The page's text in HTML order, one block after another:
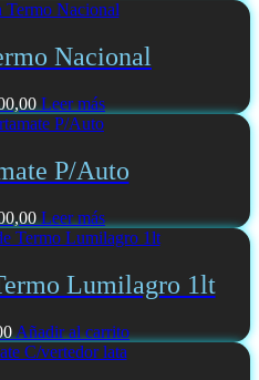
Nacional
Leer más
P/Auto
Leer más
Lumilagro 1lt
Añadir al carrito